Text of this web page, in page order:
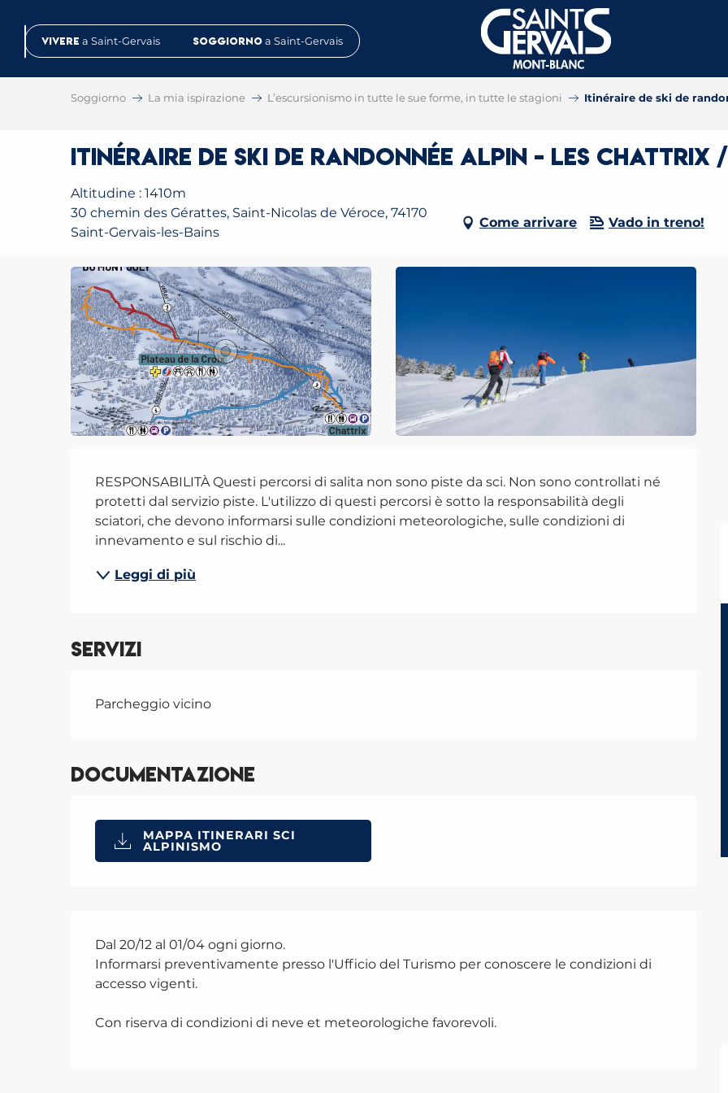
contenuVivere a Saint-Gervais Soggiorno a Saint-Gervais
Soggiorno La mia ispirazione L’escursionismo in tutte le sue forme, in tutte le stagioni Itinéraire de ski de
Itinéraire de ski de randonnée alpin - Les Chattrix
Altitudine : 1410m
30 chemin des Gérattes, Saint-Nicolas de Véroce, 74170
Saint-Gervais-les-Bains
Come arrivare Vado in treno!
Descrizione
RESPONSABILITÀ Questi percorsi di salita non sono piste da sci. Non sono controllati né
protetti dal servizio piste. L'utilizzo di questi percorsi è sotto la responsabilità degli
sciatori, che devono informarsi sulle condizioni meteorologiche, sulle condizioni di
innevamento e sul rischio di...
Leggi di più
Servizi
Parcheggio vicino
Documentazione
MAPPA ITINERARI SCI
ALPINISMO
Dal 20/12 al 01/04 ogni giorno.
Informarsi preventivamente presso l'Ufficio del Turismo per conoscere le condizioni di
accesso vigenti.
Con riserva di condizioni di neve et meteorologiche favorevoli.